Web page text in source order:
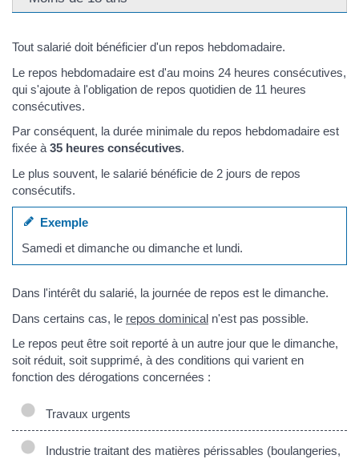
Tout salarié doit bénéficier d'un repos hebdomadaire.
Le repos hebdomadaire est d'au moins 24 heures consécutives,
qui s'ajoute à l'obligation de repos quotidien de 11 heures
consécutives.
Par conséquent, la durée minimale du repos hebdomadaire est
fixée à 35 heures consécutives.
Le plus souvent, le salarié bénéficie de 2 jours de repos
consécutifs.
Exemple
Samedi et dimanche ou dimanche et lundi.
Dans l'intérêt du salarié, la journée de repos est le dimanche.
Dans certains cas, le repos dominical n'est pas possible.
Le repos peut être soit reporté à un autre jour que le dimanche,
soit réduit, soit supprimé, à des conditions qui varient en
fonction des dérogations concernées :
Travaux urgents
Industrie traitant des matières périssables (boulangeries,